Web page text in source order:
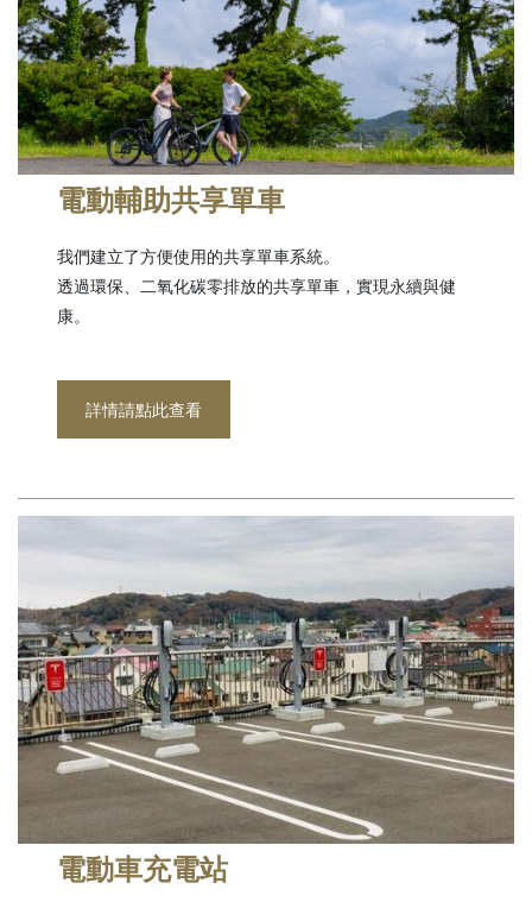
電動輔助共享單車
我們建立了方便使用的共享單車系統。
透過環保、二氧化碳零排放的共享單車，實現永續與健
康。
詳情請點此查看
電動車充電站